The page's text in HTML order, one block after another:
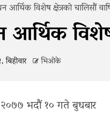
आर्थिक विशेष क्षेत्रको चालिसौं
विशेष
भिओके
भदौं १० गते बुधबार